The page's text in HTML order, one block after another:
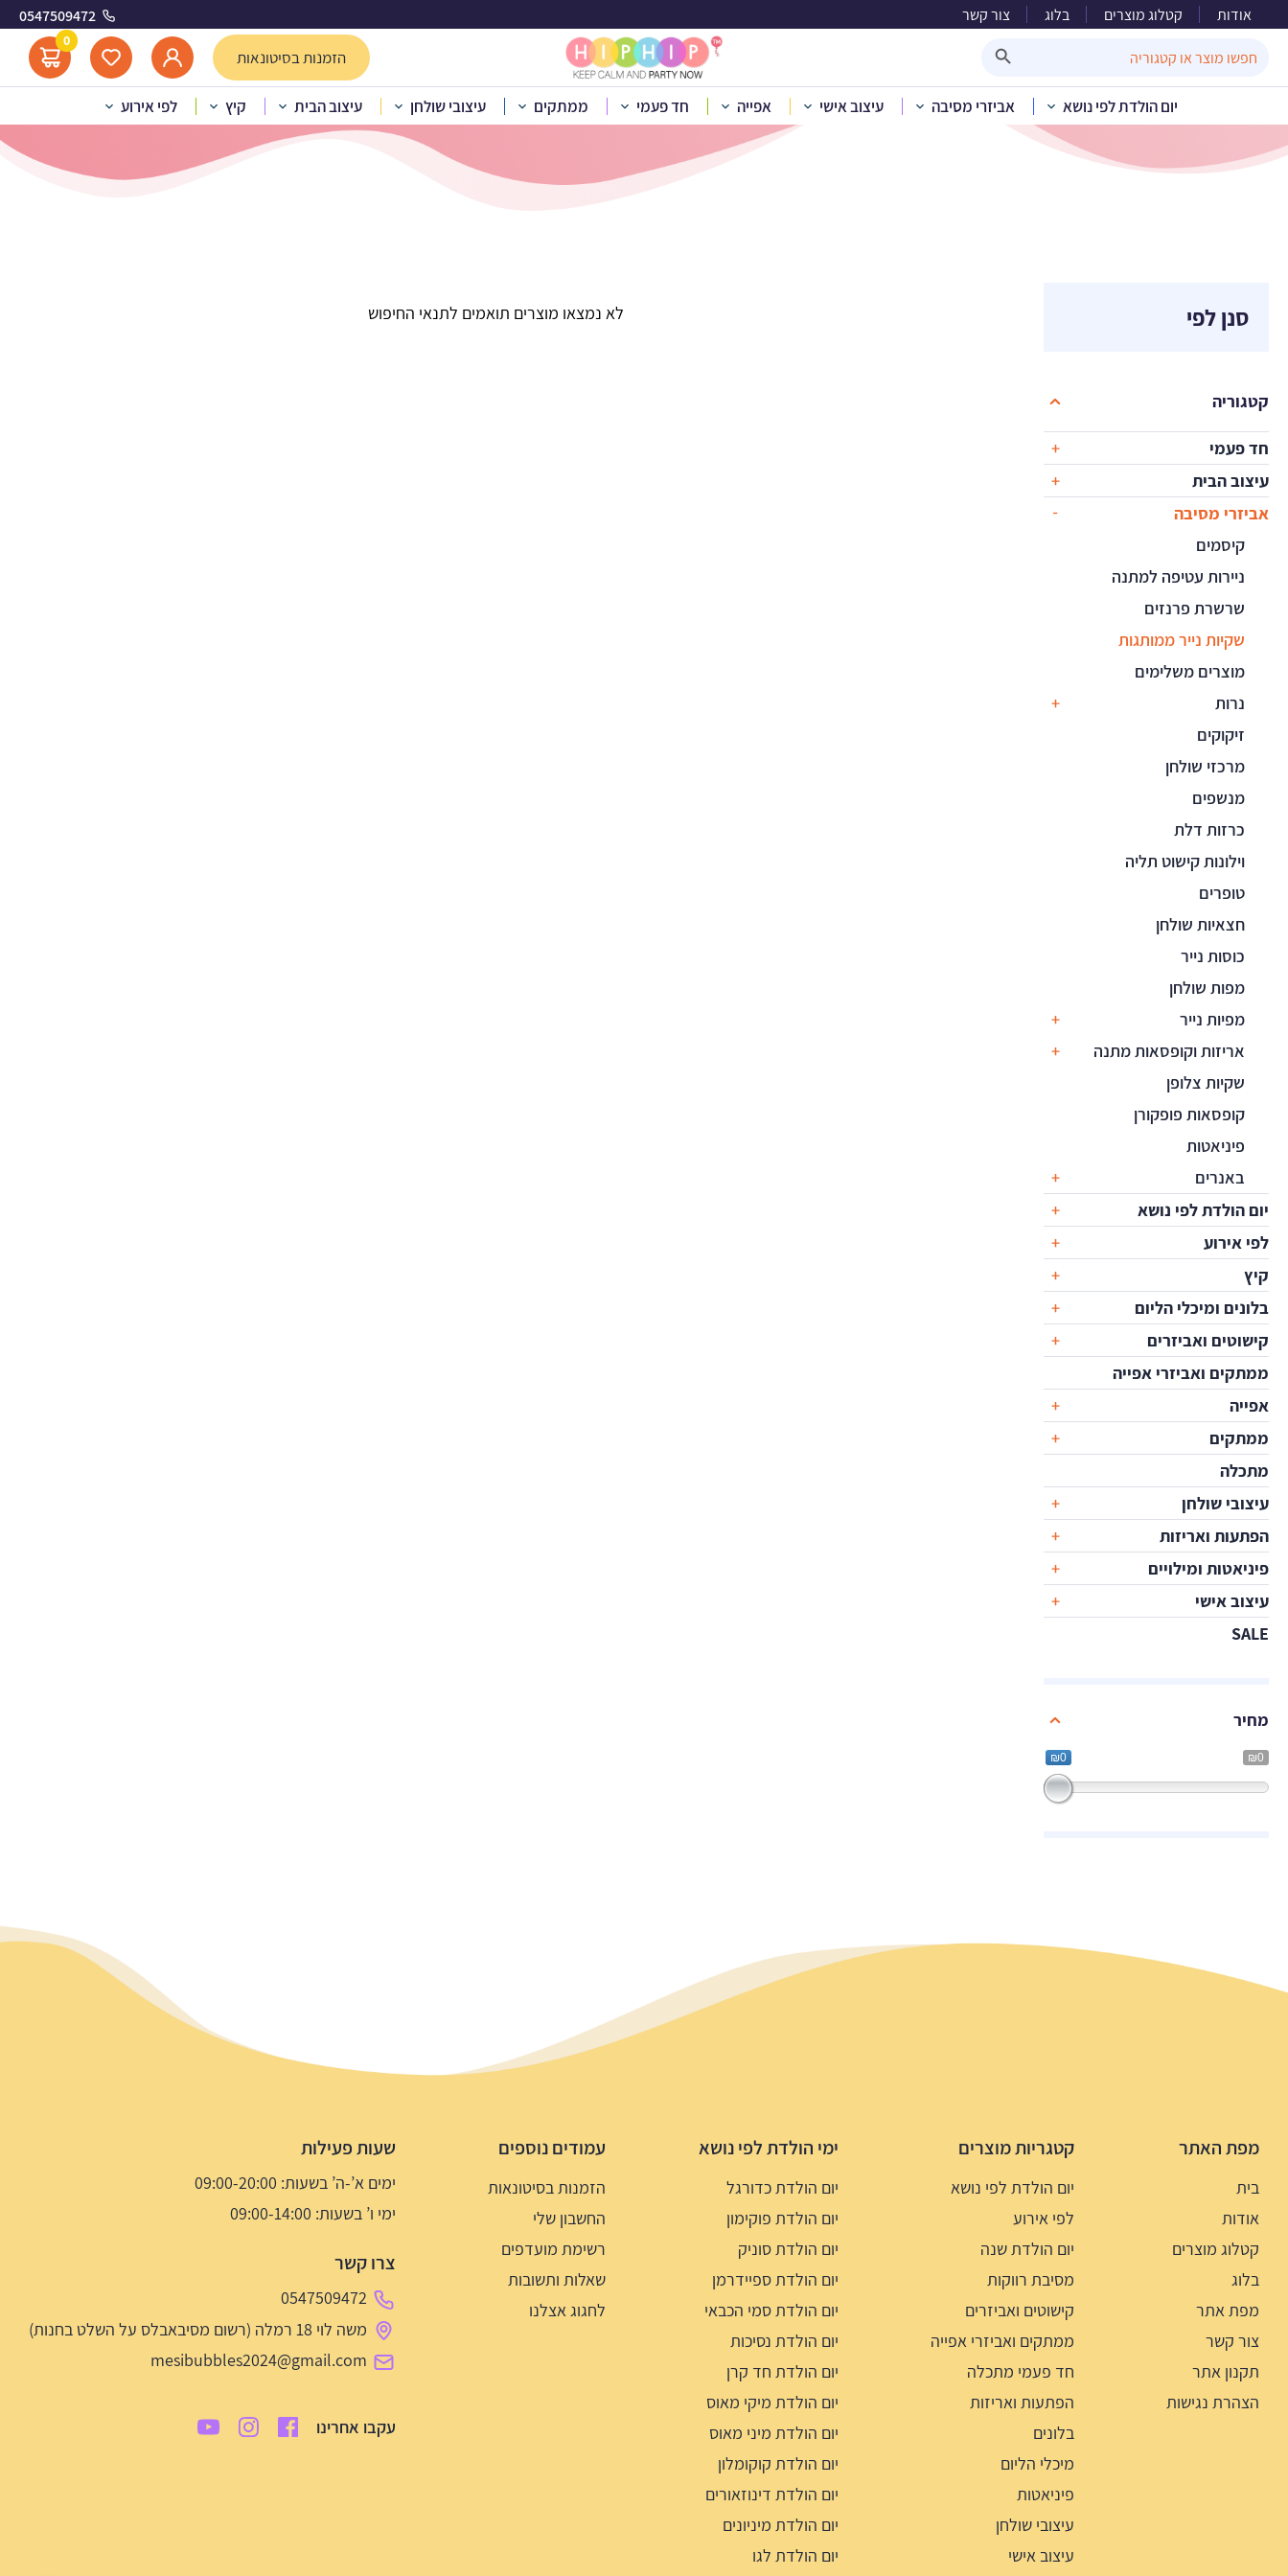
אודות קטלוג מוצרים בלוג צור קשר 0547509472
for: הזמנות בסיטונאות
0
יום הולדת לפי נושא אביזרי מסיבה עיצוב אישי אפייה חד פעמי ממתקים עיצובי שולחן עיצוב הבית קיץ לפי אירוע
שקיות נייר ממותגות
בית» קטלוג מוצרים »אביזרי מסיבה »שקיות נייר ממותגות
סנן לפי
קטגוריה
חד פעמי
עיצוב הבית
אביזרי מסיבה
קיסמים
ניירות עטיפה למתנה
שרשרת פרנזים
שקיות נייר ממותגות
מוצרים משלימים
נרות
זיקוקים
מרכזי שולחן
מנשפים
כרזות דלת
וילונות קישוט תליה
טופרים
חצאיות שולחן
כוסות נייר
מפות שולחן
מפיות נייר
אריזות וקופסאות מתנה
שקיות צלופן
קופסאות פופקורן
פיניאטות
באנרים
יום הולדת לפי נושא
לפי אירוע
קיץ
בלונים ומיכלי הליום
קישוטים ואביזרים
ממתקים ואביזרי אפייה
אפייה
ממתקים
מתכלה
עיצובי שולחן
הפתעות ואריזות
פיניאטות ומילויים
עיצוב אישי
SALE
מחיר
₪0
₪0
לא נמצאו מוצרים תואמים לתנאי החיפוש
מפת האתר
בית
אודות
קטלוג מוצרים
בלוג
מפת אתר
צור קשר
תקנון אתר
הצהרת נגישות
קטגריות מוצרים
יום הולדת לפי נושא
לפי אירוע
יום הולדת שנה
מסיבת רווקות
קישוטים ואביזרים
ממתקים ואביזרי אפייה
חד פעמי מתכלה
הפתעות ואריזות
בלונים
מיכלי הליום
פיניאטות
עיצובי שולחן
עיצוב אישי
ימי הולדת לפי נושא
יום הולדת כדורגל
יום הולדת פוקימון
יום הולדת סוניק
יום הולדת ספיידרמן
יום הולדת סמי הכבאי
יום הולדת נסיכות
יום הולדת חד קרן
יום הולדת מיקי מאוס
יום הולדת מיני מאוס
יום הולדת קוקומלון
יום הולדת דינוזאורים
יום הולדת מיניונים
יום הולדת לגו
עמודים נוספים
הזמנות בסיטונאות
החשבון שלי
רשימת מועדפים
שאלות ותשובות
לחגוג אצלנו
שעות פעילות
ימים א’-ה’ בשעות: 09:00-20:00
ימי ו’ בשעות: 09:00-14:00
צרו קשר
0547509472
משה לוי 18 רמלה (רשום מסיבאבלס על השלט בחנות)
mesibubbles2024@gmail.com
עקבו אחרינו